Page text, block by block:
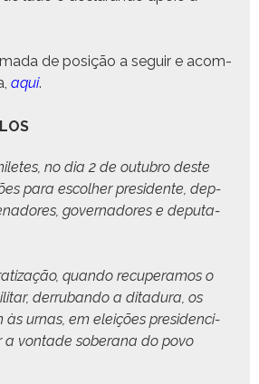
de posição a seguir e acom­
aqui.
no dia 2 de out­ubro deste
para escol­her pres­i­dente, dep­
gov­er­nadores e dep­uta­
quan­do recu­per­amos o
der­ruban­do a ditadu­ra, os
às urnas, em eleições pres­i­den­ci­
a von­tade sober­ana do povo